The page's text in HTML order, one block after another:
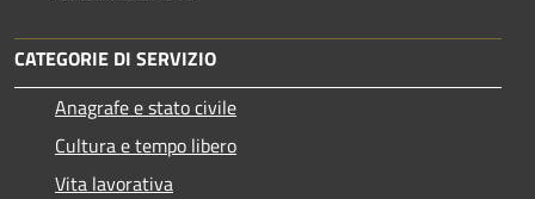
CATEGORIE DI SERVIZIO
Anagrafe e stato civile
Cultura e tempo libero
Vita lavorativa